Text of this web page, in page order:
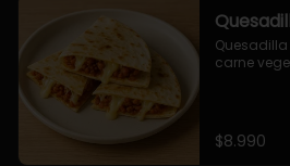
carne
$8.990